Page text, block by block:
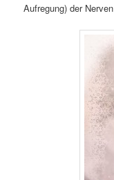
Aufregung) der Nerven